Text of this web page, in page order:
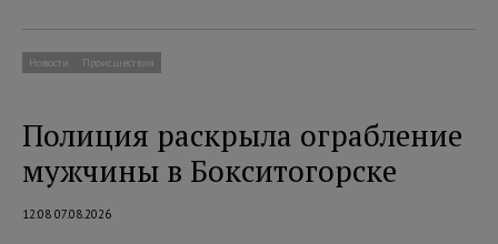
Новости Происшествия
Полиция раскрыла ограбление
мужчины в Бокситогорске
12:08 07.08.2026